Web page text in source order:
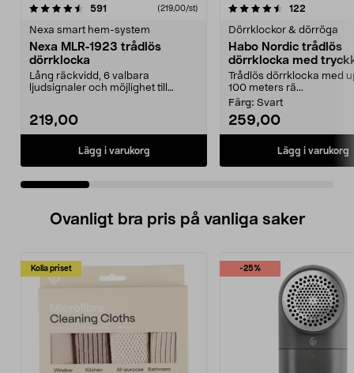
591 recensioner(219,00/st)
Nexa smart hem-system
Nexa MLR-1923 trådlös
dörrklocka
Lång räckvidd, 6 valbara
ljudsignaler och möjlighet till
219,00
Lägg i varukorg
4.5 av 5 stjärnor 122
Dörrklockor & dörröga
Habo Nordic trådlös
dörrklocka med
Trådlös dörrklocka med
100 meters rä...
Färg: Svart
259,00
Lägg i varukorg
4.5 av 5 stjärnor
Ovanligt bra pris på vanliga saker
Kolla priset -25%